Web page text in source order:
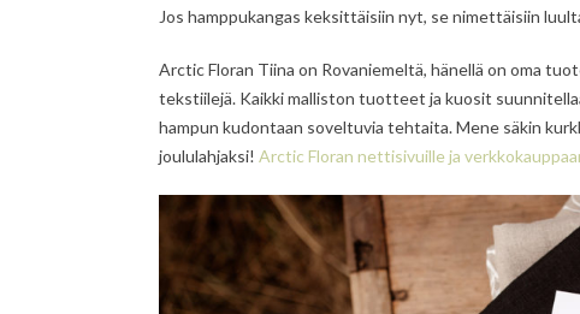
Jos hamppukangas keksittäisiin nyt, se nimettäisiin
Arctic Floran Tiina on Rovaniemeltä, hänellä on oma
tekstiilejä. Kaikki malliston tuotteet ja kuosit
hampun kudontaan soveltuvia tehtaita. Mene säkin
joululahjaksi! Arctic Floran nettisivuille ja